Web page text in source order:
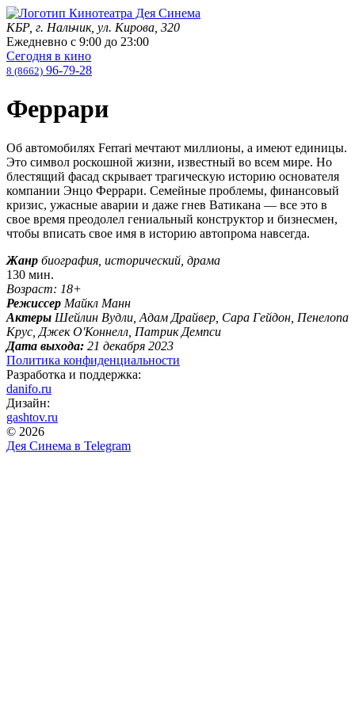
КБР, г. Нальчик, ул. Кирова, 320
Ежедневно с 9:00 до 23:00
Сегодня в кино
8 (8662) 96-79-28
Феррари
Об автомобилях Ferrari мечтают миллионы, а имеют единицы.
Это символ роскошной жизни, известный во всем мире. Но
блестящий фасад скрывает трагическую историю основателя
компании Энцо Феррари. Семейные проблемы, финансовый
кризис, ужасные аварии и даже гнев Ватикана — все это в
свое время преодолел гениальный конструктор и бизнесмен,
чтобы вписать свое имя в историю автопрома навсегда.
Жанр биография, исторический, драма
130 мин.
Возраст: 18+
Режиссер Майкл Манн
Актеры Шейлин Вудли, Адам Драйвер, Сара Гейдон, Пенелопа
Крус, Джек О'Коннелл, Патрик Демпси
Дата выхода: 21 декабря 2023
Политика конфиденциальности
Разработка и поддержка:
danifo.ru
Дизайн:
gashtov.ru
© 2026
Дея Синема в Telegram